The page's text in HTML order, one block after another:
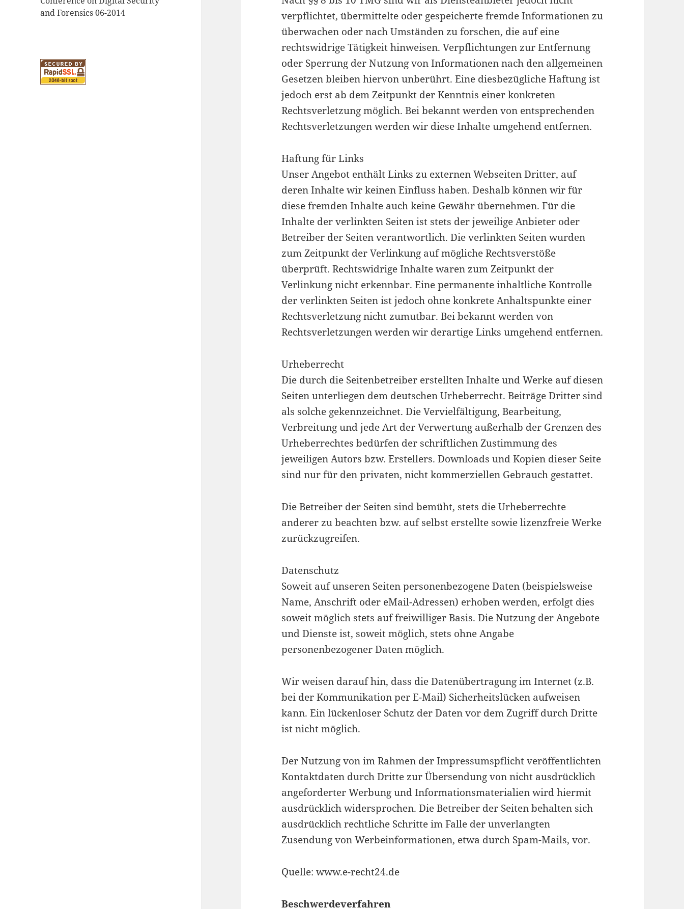
and Forensics 06-2014
verpflichtet, übermittelte oder gespeicherte fremde Informationen zu
überwachen oder nach Umständen zu forschen, die auf eine
rechtswidrige Tätigkeit hinweisen. Verpflichtungen zur Entfernung
oder Sperrung der Nutzung von Informationen nach den allgemeinen
Gesetzen bleiben hiervon unberührt. Eine diesbezügliche Haftung ist
jedoch erst ab dem Zeitpunkt der Kenntnis einer konkreten
Rechtsverletzung möglich. Bei bekannt werden von entsprechenden
Rechtsverletzungen werden wir diese Inhalte umgehend entfernen.
Haftung für Links
Unser Angebot enthält Links zu externen Webseiten Dritter, auf
deren Inhalte wir keinen Einfluss haben. Deshalb können wir für
diese fremden Inhalte auch keine Gewähr übernehmen. Für die
Inhalte der verlinkten Seiten ist stets der jeweilige Anbieter oder
Betreiber der Seiten verantwortlich. Die verlinkten Seiten wurden
zum Zeitpunkt der Verlinkung auf mögliche Rechtsverstöße
überprüft. Rechtswidrige Inhalte waren zum Zeitpunkt der
Verlinkung nicht erkennbar. Eine permanente inhaltliche Kontrolle
der verlinkten Seiten ist jedoch ohne konkrete Anhaltspunkte einer
Rechtsverletzung nicht zumutbar. Bei bekannt werden von
Rechtsverletzungen werden wir derartige Links umgehend entfernen.
Urheberrecht
Die durch die Seitenbetreiber erstellten Inhalte und Werke auf diesen
Seiten unterliegen dem deutschen Urheberrecht. Beiträge Dritter sind
als solche gekennzeichnet. Die Vervielfältigung, Bearbeitung,
Verbreitung und jede Art der Verwertung außerhalb der Grenzen des
Urheberrechtes bedürfen der schriftlichen Zustimmung des
jeweiligen Autors bzw. Erstellers. Downloads und Kopien dieser Seite
sind nur für den privaten, nicht kommerziellen Gebrauch gestattet.
Die Betreiber der Seiten sind bemüht, stets die Urheberrechte
anderer zu beachten bzw. auf selbst erstellte sowie lizenzfreie Werke
zurückzugreifen.
Datenschutz
Soweit auf unseren Seiten personenbezogene Daten (beispielsweise
Name, Anschrift oder eMail-Adressen) erhoben werden, erfolgt dies
soweit möglich stets auf freiwilliger Basis. Die Nutzung der Angebote
und Dienste ist, soweit möglich, stets ohne Angabe
personenbezogener Daten möglich.
Wir weisen darauf hin, dass die Datenübertragung im Internet (z.B.
bei der Kommunikation per E-Mail) Sicherheitslücken aufweisen
kann. Ein lückenloser Schutz der Daten vor dem Zugriff durch Dritte
ist nicht möglich.
Der Nutzung von im Rahmen der Impressumspflicht veröffentlichten
Kontaktdaten durch Dritte zur Übersendung von nicht ausdrücklich
angeforderter Werbung und Informationsmaterialien wird hiermit
ausdrücklich widersprochen. Die Betreiber der Seiten behalten sich
ausdrücklich rechtliche Schritte im Falle der unverlangten
Zusendung von Werbeinformationen, etwa durch Spam-Mails, vor.
Quelle: www.e-recht24.de
Beschwerdeverfahren